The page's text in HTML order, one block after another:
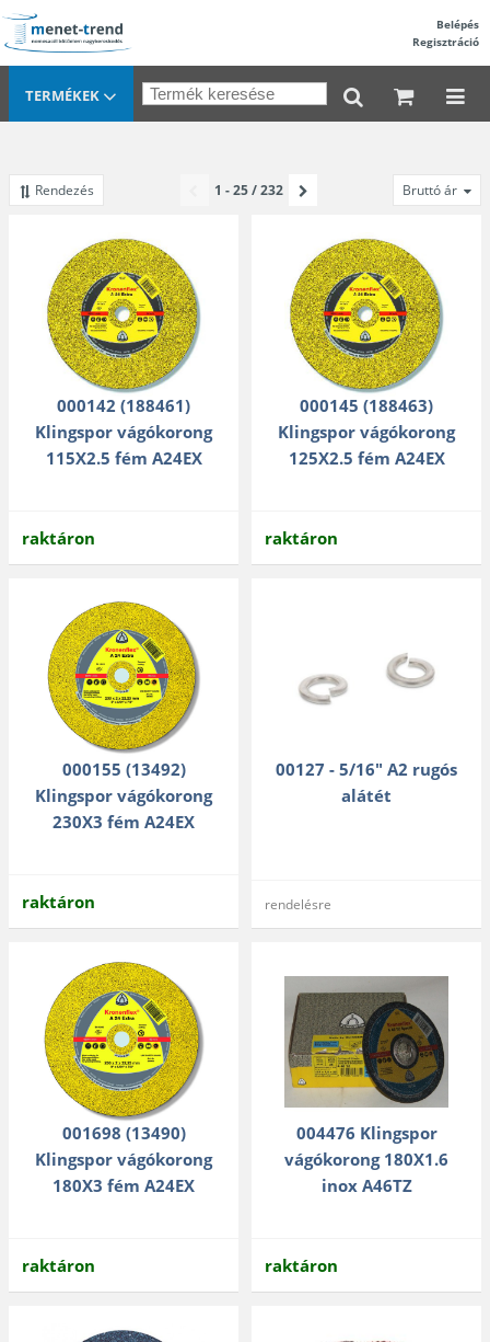
Belépés
Regisztráció
TERMÉKEK
Rendezés 1 - 25 / 232 Bruttó ár
000142 (188461)
Klingspor vágókorong
115X2.5 fém A24EX
raktáron
000145 (188463)
Klingspor vágókorong
125X2.5 fém A24EX
raktáron
000155 (13492)
Klingspor vágókorong
230X3 fém A24EX
raktáron
00127 - 5/16" A2 rugós
alátét
rendelésre
001698 (13490)
Klingspor vágókorong
180X3 fém A24EX
raktáron
004476 Klingspor
vágókorong 180X1.6
inox A46TZ
raktáron